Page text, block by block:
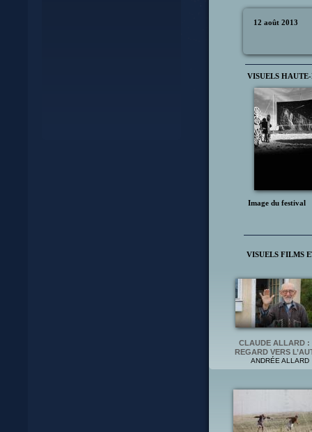
CLAUDE ALLARD :
REGARD VERS
ANDRÉE ALLARD
VISUELS FILMS
Image du festival
VISUELS
12 août 2013